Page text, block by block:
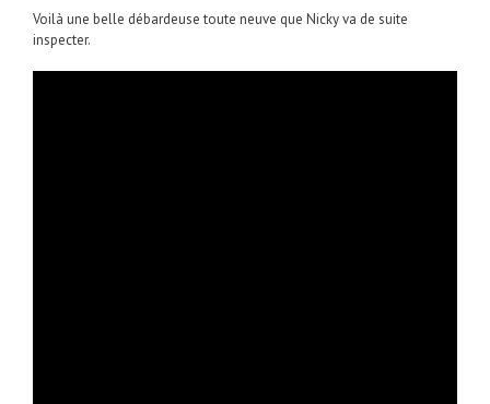
Voilà une belle débardeuse toute neuve que Nicky va de suite
inspecter.